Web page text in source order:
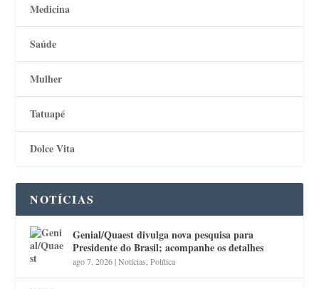
Medicina
Saúde
Mulher
Tatuapé
Dolce Vita
NOTÍCIAS
Genial/Quaest divulga nova pesquisa para
Presidente do Brasil; acompanhe os detalhes
ago 7, 2026|Notícias,Política